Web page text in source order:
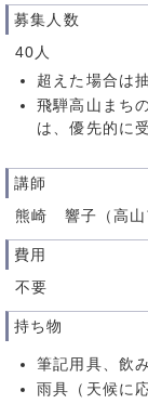
募集人数
40人
超えた場合は
飛騨高山まち
は、優先的に
講師
熊崎 響子（高山
費用
不要
持ち物
筆記用具、飲
雨具（天候に